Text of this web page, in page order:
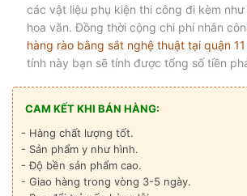
các vật liệu phụ kiện thi công đi kèm
hoa văn. Đồng thời cộng chi phí nhân
hàng rào bằng sắt nghệ thuật tại quận
tính này bạn sẽ tính được tổng số tiền
CAM KẾT KHI BÁN HÀNG:
- Hàng chất lượng tốt.
- Sản phẩm y như hình.
- Độ bền sản phẩm cao.
- Giao hàng trong vòng 3-5 ngày.